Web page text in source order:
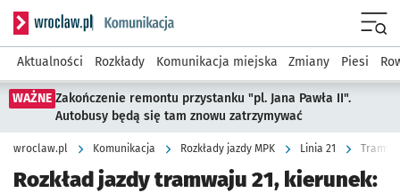
Serwis informacyjny wroclaw.pl podserwis: Komunikacja
Aktualności Rozkłady Komunikacja miejska Zmiany Piesi
WAŻNE Zakończenie remontu przystanku "pl. Jana Pawła II".
Autobusy będą się tam znowu zatrzymywać
wroclaw.pl Komunikacja Rozkłady jazdy MPK Linia 21
Rozkład jazdy tramwaju 21, kierunek: